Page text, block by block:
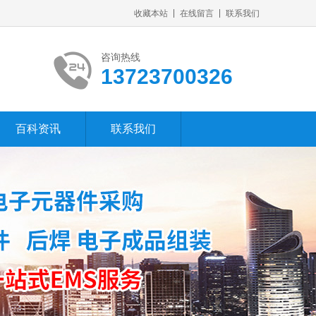
收藏本站 在线留言 联系我们
咨询热线
13723700326
百科资讯 联系我们